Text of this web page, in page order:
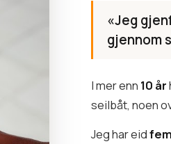
«Jeg
gjennom
I mer enn 10 år
seilbåt, noen
Jeg har eid